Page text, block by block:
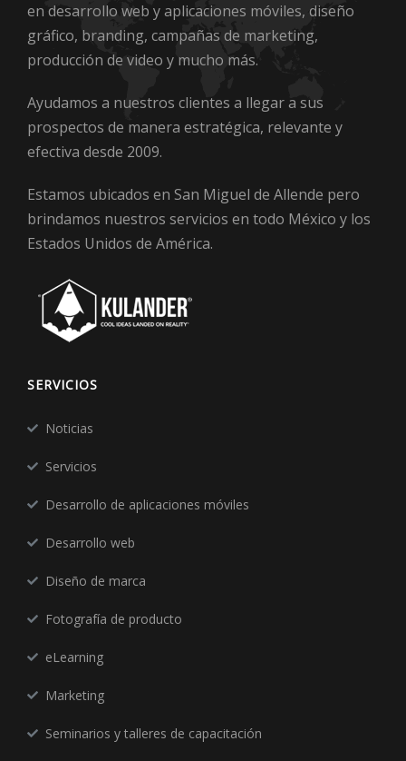
en desarrollo web y aplicaciones móviles, diseño
gráfico, branding, campañas de marketing,
producción de video y mucho más.
Ayudamos a nuestros clientes a llegar a sus
prospectos de manera estratégica, relevante y
efectiva desde 2009.
Estamos ubicados en San Miguel de Allende pero
brindamos nuestros servicios en todo México y los
Estados Unidos de América.
SERVICIOS
Noticias
Servicios
Desarrollo de aplicaciones móviles
Desarrollo web
Diseño de marca
Fotografía de producto
eLearning
Marketing
Seminarios y talleres de capacitación